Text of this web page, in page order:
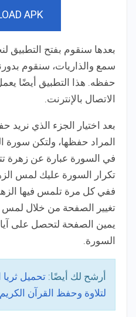
APK
بعدها سنقوم بفتح التطبيق
سمع والذاريات، سنقوم
حفظه. هذا التطبيق أيضًا
الاتصال بالإنترنت.
بعد اختيار الجزء الذي
المراد حفظها، ولتكن سورة
في السورة عبارة عن زهرة
تكرار السورة عليك لمس
ففي كل مرة تلمس فيها
تغيير الصفحة من خلال لمس
يمين الصفحة لتحصل على
السورة.
أرشح لك أيضًا: تحميل
لتلاوة وحفظ القرآن